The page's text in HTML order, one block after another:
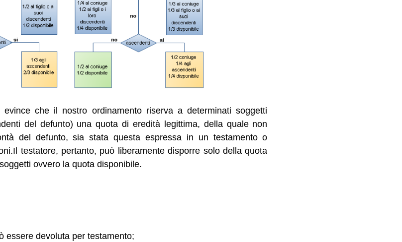
che il nostro ordinamento riserva a determinati soggetti
del defunto) una quota di eredità legittima, della quale non
del defunto, sia stata questa espressa in un testamento o
testatore, pertanto, può liberamente disporre solo della quota
ovvero la quota disponibile.
essere devoluta per testamento;